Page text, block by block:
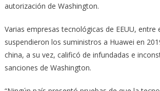
autorización de Washington.
Varias empresas tecnológicas de EEUU, entre
suspendieron los suministros a Huawei en
china, a su vez, calificó de infundadas e
sanciones de Washington.